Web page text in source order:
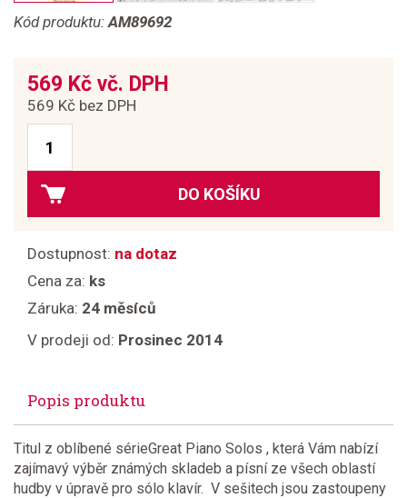
Kód produktu:AM89692
569 Kč vč. DPH
569 Kč bez DPH
DO KOŠÍKU
Dostupnost: na dotaz
Cena za: ks
Záruka: 24 měsíců
V prodeji od: Prosinec 2014
Popis produktu
Titul z oblíbené sérieGreat Piano Solos , která Vám nabízí
zajímavý výběr známých skladeb a písní ze všech oblastí
hudby v úpravě pro sólo klavír. V sešitech jsou zastoupeny